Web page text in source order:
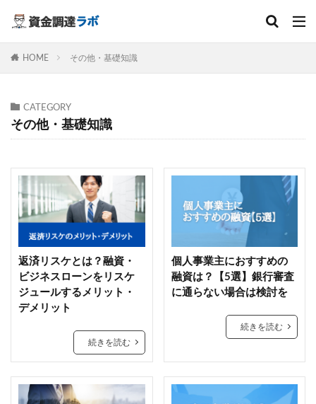
HOME その他・基礎知識
CATEGORY
その他・基礎知識
返済リスケとは？融資・
ビジネスローンをリスケ
ジュールするメリット・
デメリット
続きを読む
個人事業主におすすめの
融資は？【5選】銀行審査
に通らない場合は検討を
続きを読む
カテゴリー